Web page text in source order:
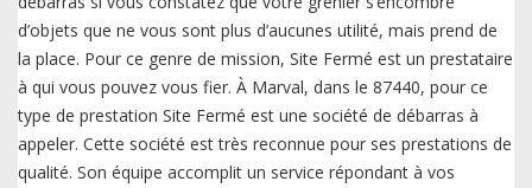
d’objets que ne vous sont plus d’aucunes utilité, mais prend de
la place. Pour ce genre de mission, Site Fermé est un prestataire
à qui vous pouvez vous fier. À Marval, dans le 87440, pour ce
type de prestation Site Fermé est une société de débarras à
appeler. Cette société est très reconnue pour ses prestations de
qualité. Son équipe accomplit un service répondant à vos